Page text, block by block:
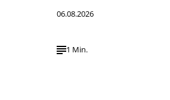
06.08.2026
1 Min.